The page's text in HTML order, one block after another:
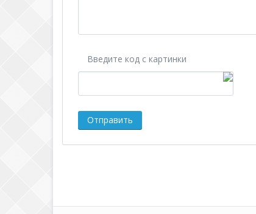
Введите код с картинки